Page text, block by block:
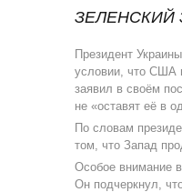
ЗЕЛЕНСКИЙ
Президент
условии, что США
заявил в своём
не «оставят её в
По словам
том, что Запад
Особое внимание
Он подчеркнул,